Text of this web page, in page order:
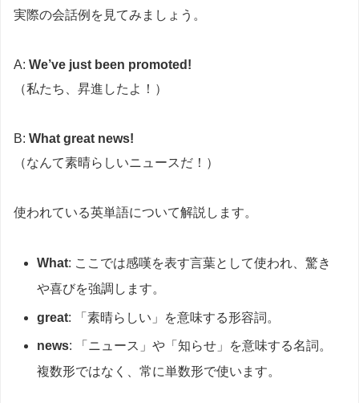
実際の会話例を見てみましょう。
A: We’ve just been promoted!
（私たち、昇進したよ！）
B: What great news!
（なんて素晴らしいニュースだ！）
使われている英単語について解説します。
What: ここでは感嘆を表す言葉として使われ、驚き
や喜びを強調します。
great: 「素晴らしい」を意味する形容詞。
news: 「ニュース」や「知らせ」を意味する名詞。
複数形ではなく、常に単数形で使います。